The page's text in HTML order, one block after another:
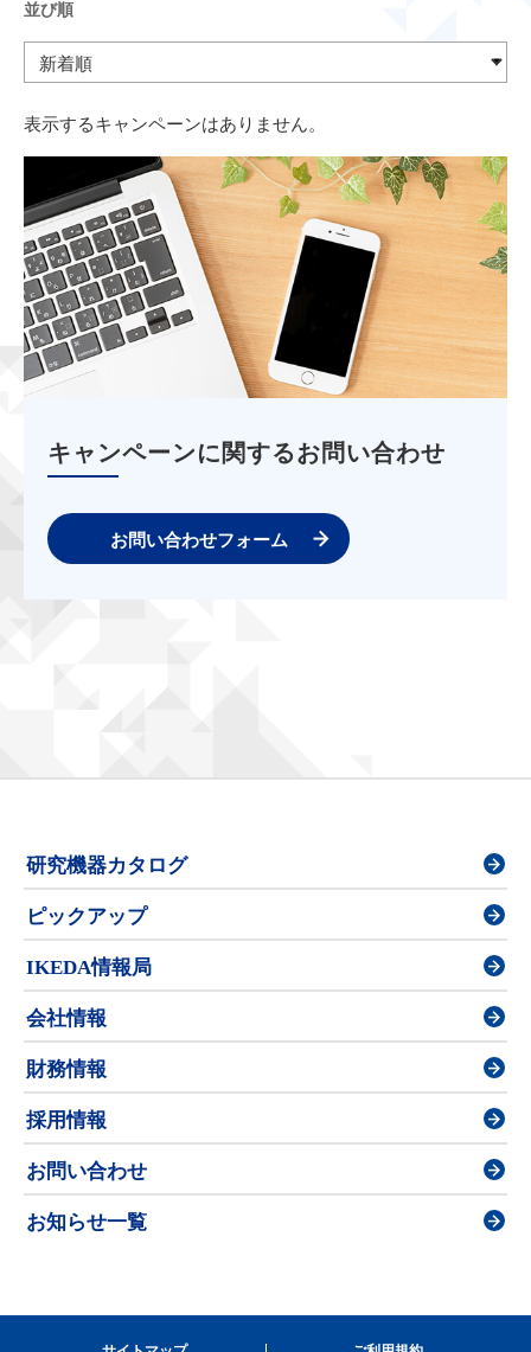
並び順
表示するキャンペーンはありません。
キャンペーンに関するお問い合わせ
お問い合わせフォーム
研究機器カタログ
ピックアップ
IKEDA情報局
会社情報
財務情報
採用情報
お問い合わせ
お知らせ一覧